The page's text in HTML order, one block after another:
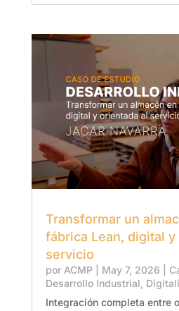
Transformar un
fábrica Lean, digital y
servicio
por ACMP| May 7, 2026
Desarrollo Industrial
Integración completa entre